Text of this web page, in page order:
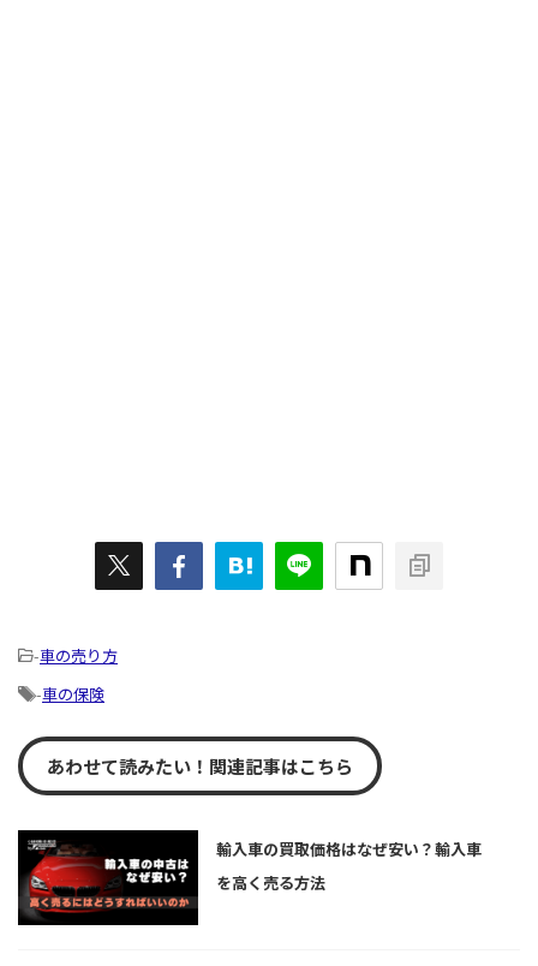
-車の売り方
-車の保険
あわせて読みたい！関連記事はこちら
輸入車の買取価格はなぜ安い？輸入車
を高く売る方法